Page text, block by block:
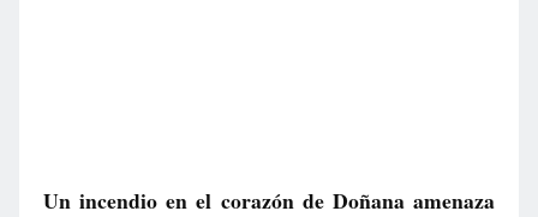
Un incendio en el corazón de Doñana amenaza